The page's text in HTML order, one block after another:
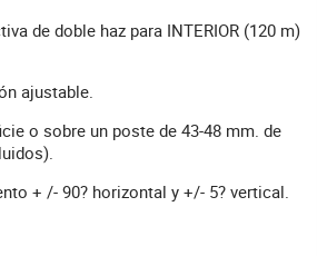
de doble haz para INTERIOR (120 m)
ajustable.
o sobre un poste de 43-48 mm. de
+ /- 90? horizontal y +/- 5? vertical.